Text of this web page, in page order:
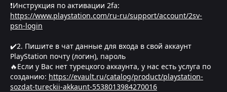
❗Инструкция по активации 2fa:
https://www.playstation.com/ru-ru/support/account/2sv-
psn-login
✔️2. Пишите в чат данные для входа в свой аккаунт
PlayStation почту (логин), пароль
🔥Если у Вас нет турецкого аккаунта, у нас есть услуга по
созданию: https://evault.ru/catalog/product/playstation-
sozdat-tureckii-akkaunt-5538013984270016